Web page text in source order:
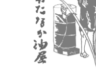
美容目的でもご使用いただけ
悪玉コレステロールの抑制